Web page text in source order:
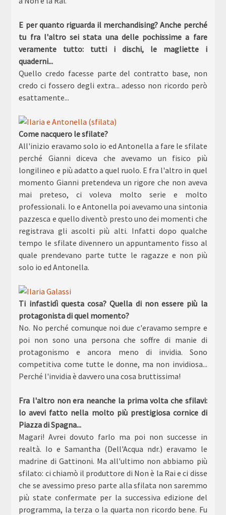
E per quanto riguarda il merchandising? Anche perché
tu fra l'altro sei stata una delle pochissime a fare
veramente tutto: tutti i dischi, le magliette i
quaderni...
Quello credo facesse parte del contratto base, non
credo ci fossero degli extra... adesso non ricordo però
esattamente...
Come nacquero le sfilate?
All'inizio eravamo solo io ed Antonella a fare le sfilate
perché Gianni diceva che avevamo un fisico più
longilineo e più adatto a quel ruolo. E fra l'altro in quel
momento Gianni pretendeva un rigore che non aveva
mai preteso, ci voleva molto serie e molto
professionali. Io e Antonella poi avevamo una sintonia
pazzesca e quello diventò presto uno dei momenti che
registrava gli ascolti più alti. Infatti dopo qualche
tempo le sfilate divennero un appuntamento fisso al
quale prendevano parte tutte le ragazze e non più
solo io ed Antonella.
Ti infastidì questa cosa? Quella di non essere più la
protagonista di quel momento?
No. No perché comunque noi due c'eravamo sempre e
poi non sono una persona che soffre di manie di
protagonismo e ancora meno di invidia. Sono
competitiva come tutte le donne, ma non invidiosa...
Perché l'invidia è davvero una cosa bruttissima!
Fra l'altro non era neanche la prima volta che sfilavi:
lo avevi fatto nella molto più prestigiosa cornice di
Piazza di Spagna...
Magari! Avrei dovuto farlo ma poi non successe in
realtà. Io e Samantha (Dell'Acqua ndr.) eravamo le
madrine di Gattinoni. Ma all'ultimo non abbiamo più
sfilato: ci chiamò il produttore di Non è la Rai e ci disse
che se avessimo preso parte alla sfilata non saremmo
più state confermate per la successiva edizione del
programma, la terza o la quarta non ricordo bene. Fu